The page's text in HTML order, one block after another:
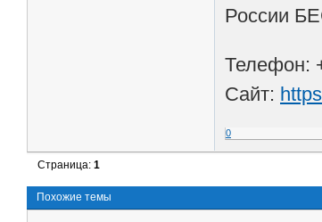
России
Телефон:
Сайт:
0
Страница:1
Похожие темы